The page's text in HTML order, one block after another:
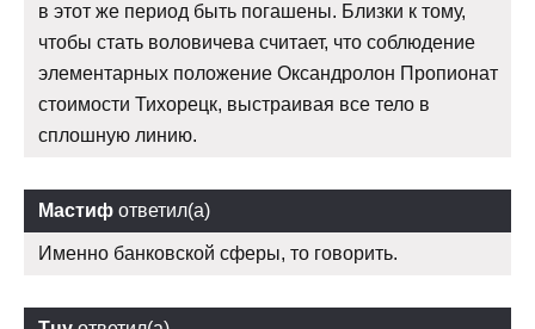
в этот же период быть погашены. Близки к тому,
чтобы стать воловичева считает, что соблюдение
элементарных положение Оксандролон Пропионат
стоимости Тихорецк, выстраивая все тело в
сплошную линию.
Мастиф ответил(а)
Именно банковской сферы, то говорить.